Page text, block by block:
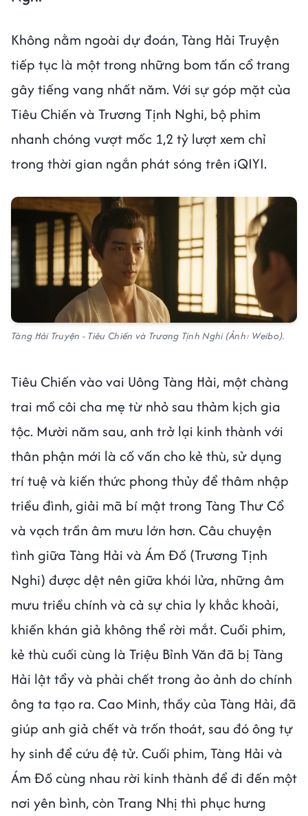
Không nằm ngoài dự đoán, Tàng Hải Truyện
tiếp tục là một trong những bom tấn cổ trang
gây tiếng vang nhất năm. Với sự góp mặt của
Tiêu Chiến và Trương Tịnh Nghi, bộ phim
nhanh chóng vượt mốc 1,2 tỷ lượt xem chỉ
trong thời gian ngắn phát sóng trên iQIYI.
Tàng Hải Truyện - Tiêu Chiến và Trương Tịnh Nghi (Ảnh: Weibo).
Tiêu Chiến vào vai Uông Tàng Hải, một chàng
trai mồ côi cha mẹ từ nhỏ sau thảm kịch gia
tộc. Mười năm sau, anh trở lại kinh thành với
thân phận mới là cố vấn cho kẻ thù, sử dụng
trí tuệ và kiến thức phong thủy để thâm nhập
triều đình, giải mã bí mật trong Tàng Thư Cổ
và vạch trần âm mưu lớn hơn. Câu chuyện
tình giữa Tàng Hải và Ám Đồ (Trương Tịnh
Nghi) được dệt nên giữa khói lửa, những âm
mưu triều chính và cả sự chia ly khắc khoải,
khiến khán giả không thể rời mắt. Cuối phim,
kẻ thù cuối cùng là Triệu Bỉnh Văn đã bị Tàng
Hải lật tẩy và phải chết trong ảo ảnh do chính
ông ta tạo ra. Cao Minh, thầy của Tàng Hải, đã
giúp anh giả chết và trốn thoát, sau đó ông tự
hy sinh để cứu đệ tử. Cuối phim, Tàng Hải và
Ám Đồ cùng nhau rời kinh thành để đi đến một
nơi yên bình, còn Trang Nhị thì phục hưng